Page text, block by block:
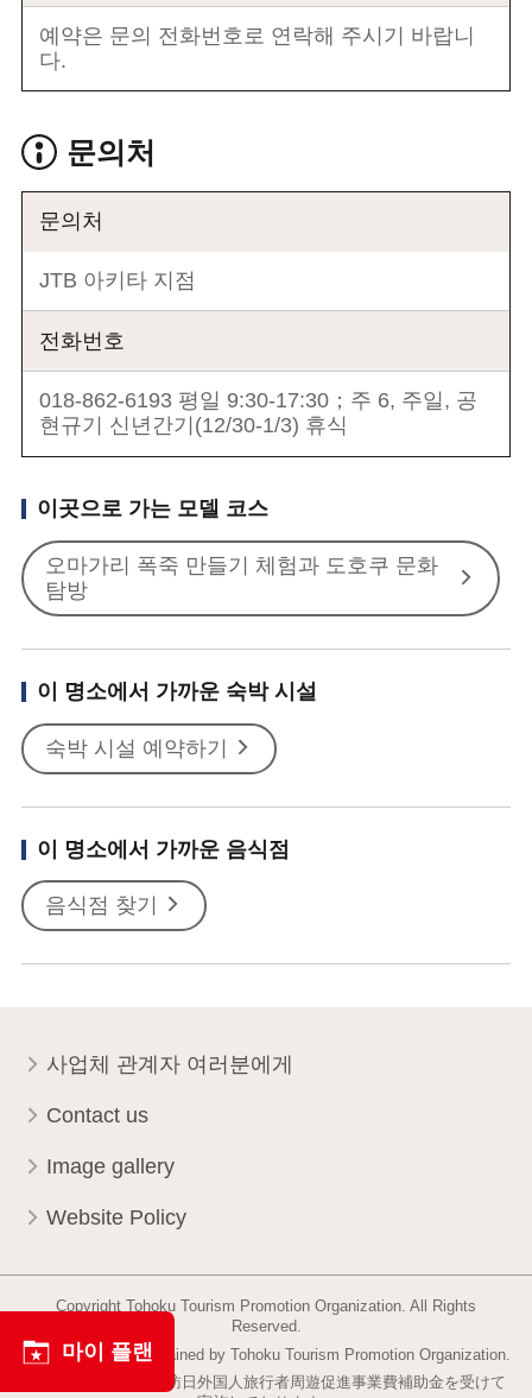
예약은 문의 전화번호로 연락해 주시기 바랍니
다.
문의처
문의처
JTB 아키타 지점
전화번호
018-862-6193 평일 9:30-17:30；주 6, 주일, 공
현규기 신년간기(12/30-1/3) 휴식
이곳으로 가는 모델 코스
오마가리 폭죽 만들기 체험과 도호쿠 문화
탐방
이 명소에서 가까운 숙박 시설
숙박 시설 예약하기
이 명소에서 가까운 음식점
음식점 찾기
사업체 관계자 여러분에게
Contact us
Image gallery
Website Policy
Copyright Tohoku Tourism Promotion Organization. All Rights
Reserved.
This website is maintained by Tohoku Tourism Promotion Organization.
当事業は平成30年度訪日外国人旅行者周遊促進事業費補助金を受けて
마이 플랜